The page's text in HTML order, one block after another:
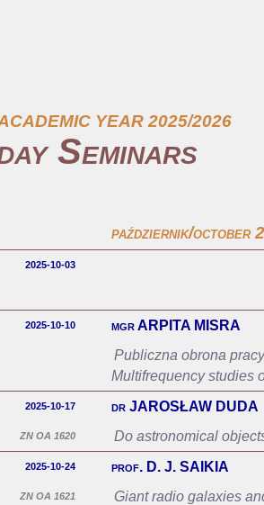
YEAR 2025/2026
Seminars
październik/october
2025-10-03
2025-10-10
mgr ARPITA MISRA
Publiczna obrona
Multifrequency studies
2025-10-17 dr JAROSŁAW DUDA
ZN OA 1620 Do astronomical
2025-10-24 prof. D. J. SAIKIA
ZN OA 1621 Giant radio galaxies